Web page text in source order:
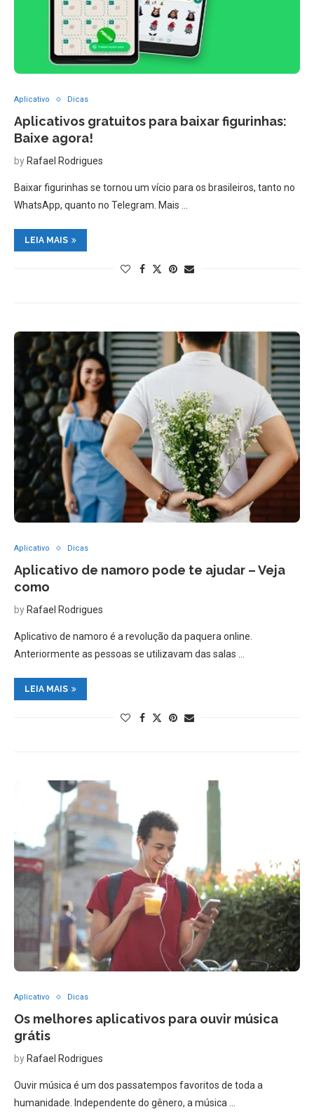
Aplicativo Dicas
Aplicativos gratuitos para baixar figurinhas:
Baixe agora!
by Rafael Rodrigues
Baixar figurinhas se tornou um vício para os brasileiros, tanto no
WhatsApp, quanto no Telegram. Mais …
LEIA MAIS
Aplicativo Dicas
Aplicativo de namoro pode te ajudar – Veja
como
by Rafael Rodrigues
Aplicativo de namoro é a revolução da paquera online.
Anteriormente as pessoas se utilizavam das salas …
LEIA MAIS
Aplicativo Dicas
Os melhores aplicativos para ouvir música
grátis
by Rafael Rodrigues
Ouvir música é um dos passatempos favoritos de toda a
humanidade. Independente do gênero, a música …